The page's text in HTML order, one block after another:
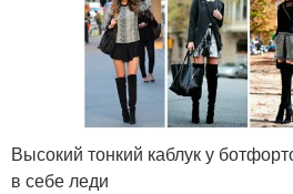
Высокий тонкий каблук у
в себе леди